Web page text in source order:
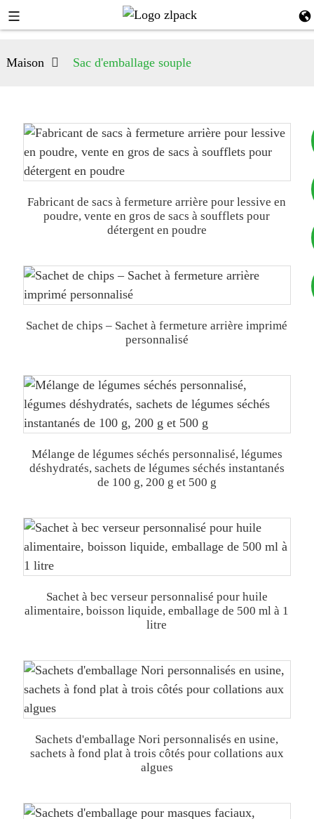
Maison Sac d'emballage souple
Fabricant de sacs à fermeture arrière pour lessive en
poudre, vente en gros de sacs à soufflets pour
détergent en poudre
Sachet de chips – Sachet à fermeture arrière imprimé
personnalisé
Mélange de légumes séchés personnalisé, légumes
déshydratés, sachets de légumes séchés instantanés
de 100 g, 200 g et 500 g
Sachet à bec verseur personnalisé pour huile
alimentaire, boisson liquide, emballage de 500 ml à 1
litre
Sachets d'emballage Nori personnalisés en usine,
sachets à fond plat à trois côtés pour collations aux
algues